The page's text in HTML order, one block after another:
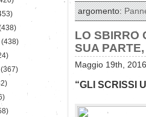
argomento:
LO SBIRRO
SUA
Maggio 19th,
“GLI SCRISSI
(438)
(367)